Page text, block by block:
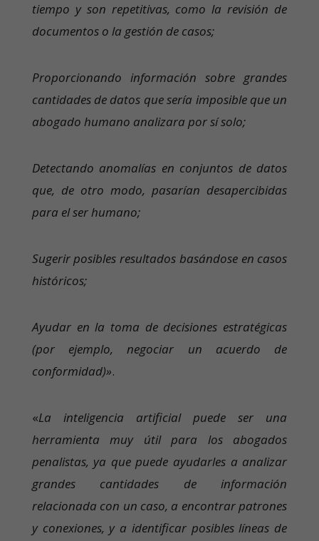
tiempo y son repetitivas, como la revisión de
documentos o la gestión de casos;
Proporcionando información sobre grandes
cantidades de datos que sería imposible que un
abogado humano analizara por sí solo;
Detectando anomalías en conjuntos de datos
que, de otro modo, pasarían desapercibidas
para el ser humano;
Sugerir posibles resultados basándose en casos
históricos;
Ayudar en la toma de decisiones estratégicas
(por ejemplo, negociar un acuerdo de
conformidad)».
«La inteligencia artificial puede ser una
herramienta muy útil para los abogados
penalistas, ya que puede ayudarles a analizar
grandes cantidades de información
relacionada con un caso, a encontrar patrones
y conexiones, y a identificar posibles líneas de